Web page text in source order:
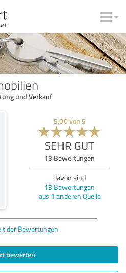
und Verkauf
5,00von 5
SEHR GUT
13 Bewertungen
davon sind
13 Bewertungen
aus 1 anderen Quelle
der Bewertungen
bewerten